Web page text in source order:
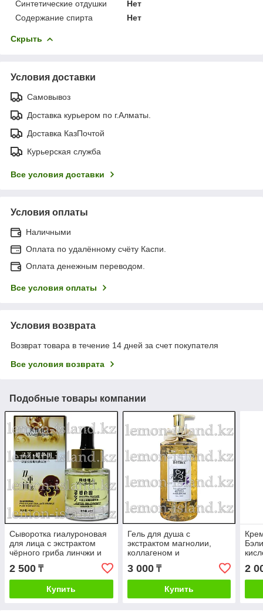
Синтетические отдушки
Нет
Содержание спирта
Нет
Скрыть
Условия доставки
Самовывоз
Доставка курьером по г.Алматы.
Доставка КазПочтой
Курьерская служба
Все условия доставки
Условия оплаты
Наличными
Оплата по удалённому счёту Каспи.
Оплата денежным переводом.
Все условия оплаты
Условия возврата
Возврат товара в течение 14 дней за счет покупателя
Все условия возврата
Подобные товары компании
Сыворотка гиалуроновая
для лица с экстрактом
чёрного гриба линчжи и
коллагеном
2 500 ₸
Купить
Гель для душа с
экстрактом магнолии,
коллагеном и
феромонами, 758 мл
3 000₸
Купить
2